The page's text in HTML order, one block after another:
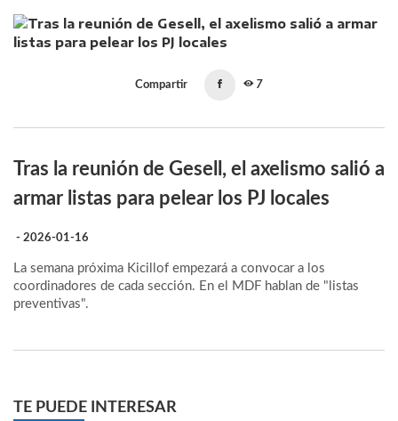
Compartir 7
Tras la reunión de Gesell, el axelismo salió a
armar listas para pelear los PJ locales
- 2026-01-16
La semana próxima Kicillof empezará a convocar a los
coordinadores de cada sección. En el MDF hablan de "listas
preventivas".
TE PUEDE INTERESAR